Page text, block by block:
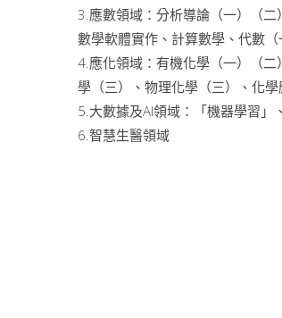
3.應數領域：分析導論（一）（
數學軟體實作、計算數學、代數
4.應化領域：有機化學（一）（
學（三）、物理化學（三）、化
5.大數據及AI領域：「機器學習」
6.智慧生醫領域